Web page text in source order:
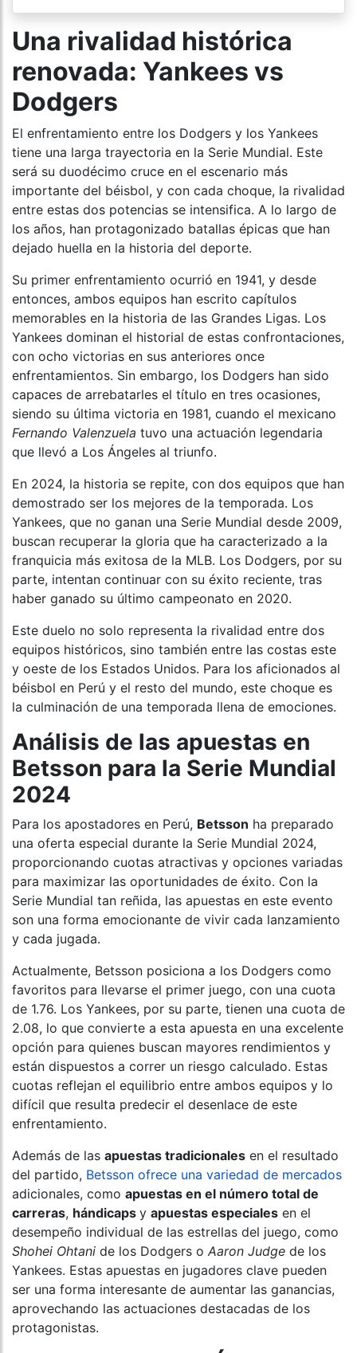
Una rivalidad histórica
renovada: Yankees vs
Dodgers
El enfrentamiento entre los Dodgers y los Yankees
tiene una larga trayectoria en la Serie Mundial. Este
será su duodécimo cruce en el escenario más
importante del béisbol, y con cada choque, la rivalidad
entre estas dos potencias se intensifica. A lo largo de
los años, han protagonizado batallas épicas que han
dejado huella en la historia del deporte.
Su primer enfrentamiento ocurrió en 1941, y desde
entonces, ambos equipos han escrito capítulos
memorables en la historia de las Grandes Ligas. Los
Yankees dominan el historial de estas confrontaciones,
con ocho victorias en sus anteriores once
enfrentamientos. Sin embargo, los Dodgers han sido
capaces de arrebatarles el título en tres ocasiones,
siendo su última victoria en 1981, cuando el mexicano
Fernando Valenzuela tuvo una actuación legendaria
que llevó a Los Ángeles al triunfo.
En 2024, la historia se repite, con dos equipos que han
demostrado ser los mejores de la temporada. Los
Yankees, que no ganan una Serie Mundial desde 2009,
buscan recuperar la gloria que ha caracterizado a la
franquicia más exitosa de la MLB. Los Dodgers, por su
parte, intentan continuar con su éxito reciente, tras
haber ganado su último campeonato en 2020.
Este duelo no solo representa la rivalidad entre dos
equipos históricos, sino también entre las costas este
y oeste de los Estados Unidos. Para los aficionados al
béisbol en Perú y el resto del mundo, este choque es
la culminación de una temporada llena de emociones.
Análisis de las apuestas en
Betsson para la Serie Mundial
2024
Para los apostadores en Perú, Betsson ha preparado
una oferta especial durante la Serie Mundial 2024,
proporcionando cuotas atractivas y opciones variadas
para maximizar las oportunidades de éxito. Con la
Serie Mundial tan reñida, las apuestas en este evento
son una forma emocionante de vivir cada lanzamiento
y cada jugada.
Actualmente, Betsson posiciona a los Dodgers como
favoritos para llevarse el primer juego, con una cuota
de 1.76. Los Yankees, por su parte, tienen una cuota de
2.08, lo que convierte a esta apuesta en una excelente
opción para quienes buscan mayores rendimientos y
están dispuestos a correr un riesgo calculado. Estas
cuotas reflejan el equilibrio entre ambos equipos y lo
difícil que resulta predecir el desenlace de este
enfrentamiento.
Además de las apuestas tradicionales en el resultado
del partido, Betsson ofrece una variedad de mercados
adicionales, como apuestas en el número total de
carreras, hándicaps y apuestas especiales en el
desempeño individual de las estrellas del juego, como
Shohei Ohtani de los Dodgers o Aaron Judge de los
Yankees. Estas apuestas en jugadores clave pueden
ser una forma interesante de aumentar las ganancias,
aprovechando las actuaciones destacadas de los
protagonistas.